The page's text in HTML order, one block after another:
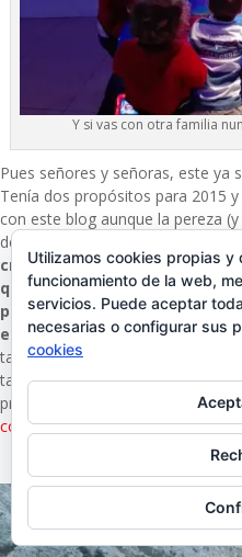
Y si vas con otra familia
Pues señores y señoras, este ya
Tenía dos propósitos para 2015
con este blog aunque la pereza
después de cenar. Y no sólo he
crecido tanto, con más de un
que he podido «monetizarlo»
patrocinios, además de
el Blog Oficial de Turismo de
también me permite sacarme
también lo he cumplido y esta
promesa, ya os contaré en
corazón, que tengáis un feliz año!
Utilizamos cookies propias
funcionamiento de la web,
servicios. Puede aceptar
necesarias o configurar sus
cookies